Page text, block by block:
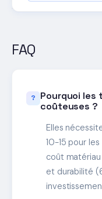
FAQ
Pourquoi les
coûteuses ?
Elles
10-15 pour
coût
et durabilité